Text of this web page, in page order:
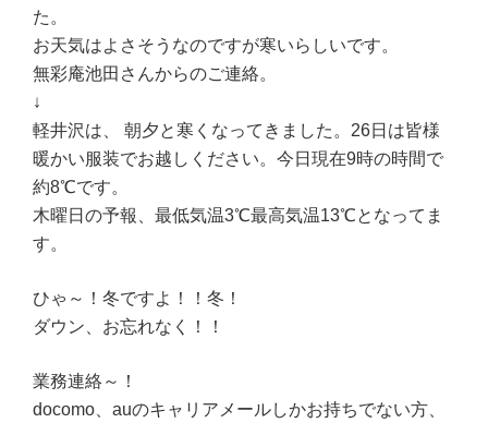
た。
お天気はよさそうなのですが寒いらしいです。
無彩庵池田さんからのご連絡。
↓
軽井沢は、 朝夕と寒くなってきました。26日は皆様
暖かい服装でお越しください。今日現在9時の時間で
約8℃です。
木曜日の予報、最低気温3℃最高気温13℃となってま
す。
ひゃ～！冬ですよ！！冬！
ダウン、お忘れなく！！
業務連絡～！
docomo、auのキャリアメールしかお持ちでない方、